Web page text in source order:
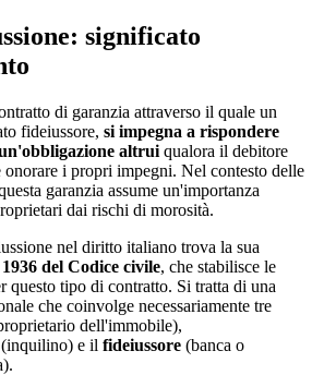
significato
di garanzia attraverso il quale un
fideiussore, si impegna a rispondere
altrui qualora il debitore
onorare i propri impegni. Nel contesto delle
garanzia assume un'importanza
dai rischi di morosità.
nel diritto italiano trova la sua
del Codice civile, che stabilisce le
questo tipo di contratto. Si tratta di una
che coinvolge necessariamente tre
dell'immobile),
(inquilino) e il fideiussore (banca o